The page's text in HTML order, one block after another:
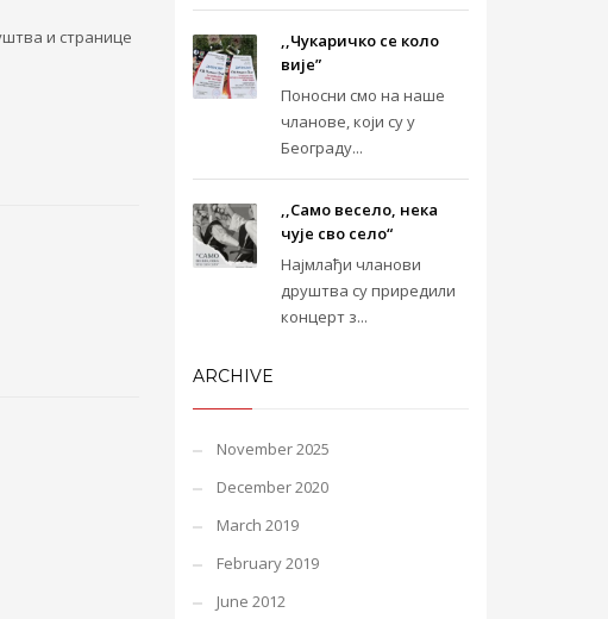
и странице
,,Чукаричко се коло
вије”
Поносни смо на наше
чланове, који су у
Београду...
,,Само весело, нека
чује сво село“
Најмлађи чланови
друштва су приредили
концерт з...
ARCHIVE
November 2025
December 2020
March 2019
February 2019
June 2012